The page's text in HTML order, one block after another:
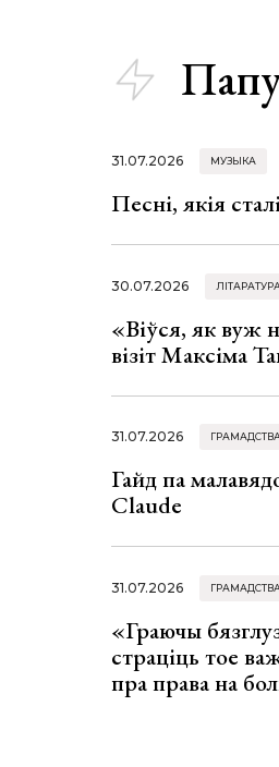
31.07.2026 МУЗЫКА
Песні, якія
30.07.2026
«Віўся, як вуж
візіт Максіма
31.07.2026
Гайд па
Claude
31.07.2026
«Граючы
страціць тое
пра права на